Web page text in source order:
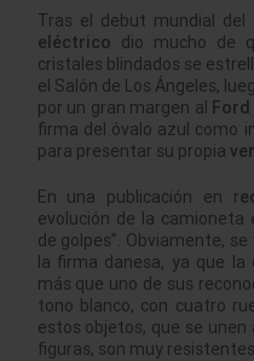
Tras el debut mundial del
eléctrico dio mucho de
cristales blindados se
el Salón de Los Ángeles,
por un gran margen al Ford
firma del óvalo azul como
para presentar su propia
En una publicación en r
evolución de la camioneta
de golpes”. Obviamente,
la firma danesa, ya que
más que uno de sus
tono blanco, con cuatro
estos objetos, que se
figuras, son muy